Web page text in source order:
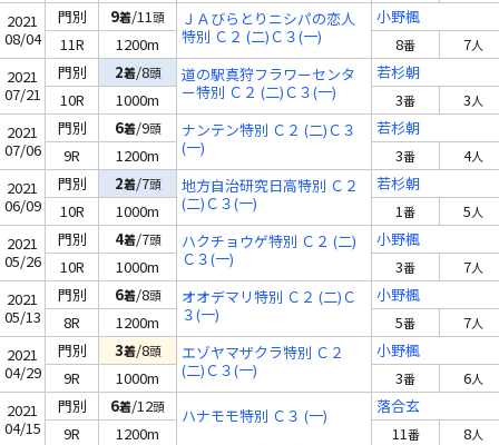
2021
08/04
門別 9着/11頭
ＪＡびらとりニシパの恋人
特別 Ｃ２ (二)Ｃ３(一)
小野楓
11R
1200m 8番 7人
2021
07/21
門別 2着/8頭
道の駅真狩フラワーセンタ
ー特別 Ｃ２ (二)Ｃ３(一)
若杉朝
10R
1000m 3番 3人
2021
07/06
門別 6着/9頭
ナンテン特別 Ｃ２ (二)Ｃ３
(一)
若杉朝
9R
1200m 3番 4人
2021
06/09
門別 2着/7頭
地方自治研究日高特別 Ｃ２
(二)Ｃ３(一)
若杉朝
10R
1000m 1番 5人
2021
05/26
門別 4着/7頭
ハクチョウゲ特別 Ｃ２ (二)
Ｃ３(一)
小野楓
10R
1000m 3番 7人
2021
05/13
門別 6着/8頭
オオデマリ特別 Ｃ２ (二)Ｃ
３(一)
小野楓
8R
1200m 5番 7人
2021
04/29
門別 3着/8頭
エゾヤマザクラ特別 Ｃ２
(二)Ｃ３(一)
小野楓
9R
1000m 3番 6人
2021
04/15
門別 6着/12頭 ハナモモ特別 Ｃ３ (一)
落合玄
9R
1200m 11番 8人